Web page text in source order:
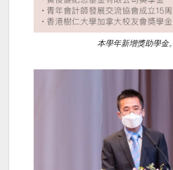
本學年新增獎助學金。